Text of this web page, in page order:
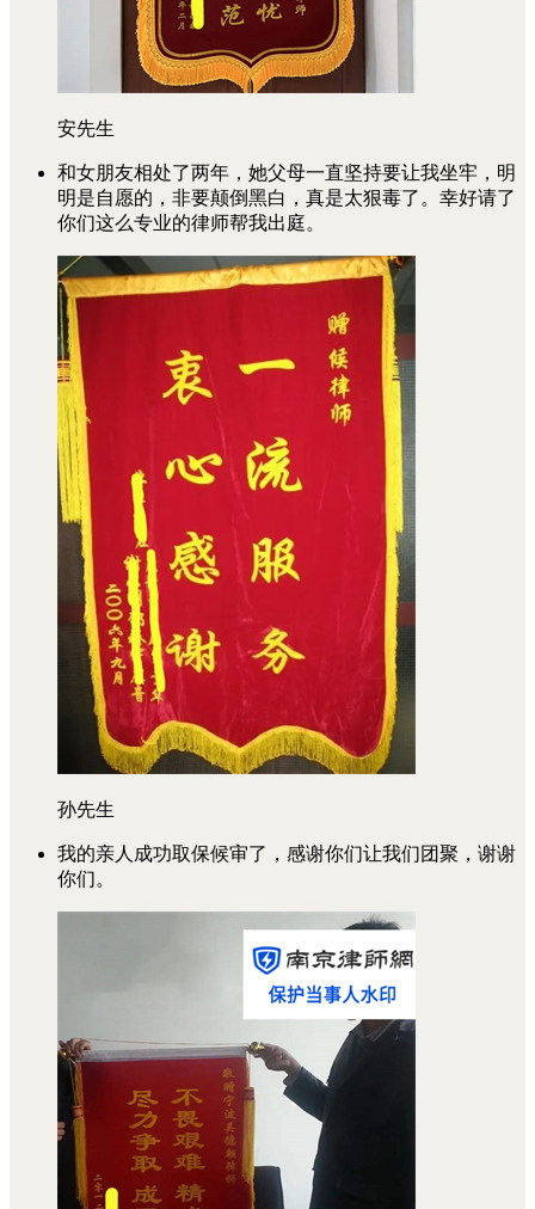
安先生
和女朋友相处了两年，她父母一直坚持要让我坐牢，明
明是自愿的，非要颠倒黑白，真是太狠毒了。幸好请了
你们这么专业的律师帮我出庭。
孙先生
我的亲人成功取保候审了，感谢你们让我们团聚，谢谢
你们。